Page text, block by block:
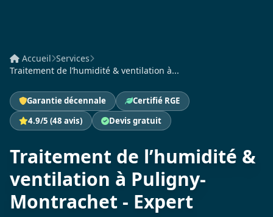
Accueil Services
Traitement de l’humidité & ventilation à...
Garantie décennale
Certifié RGE
4.9/5 (48 avis)
Devis gratuit
Traitement de l’humidité &
ventilation à Puligny-
Montrachet - Expert